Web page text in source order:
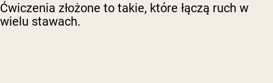
Ćwiczenia złożone to takie, które łączą ruch w
wielu stawach.